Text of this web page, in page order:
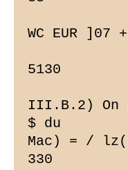
WC EUR
5130
III.B.2) On
$ du
Mac) = /
330